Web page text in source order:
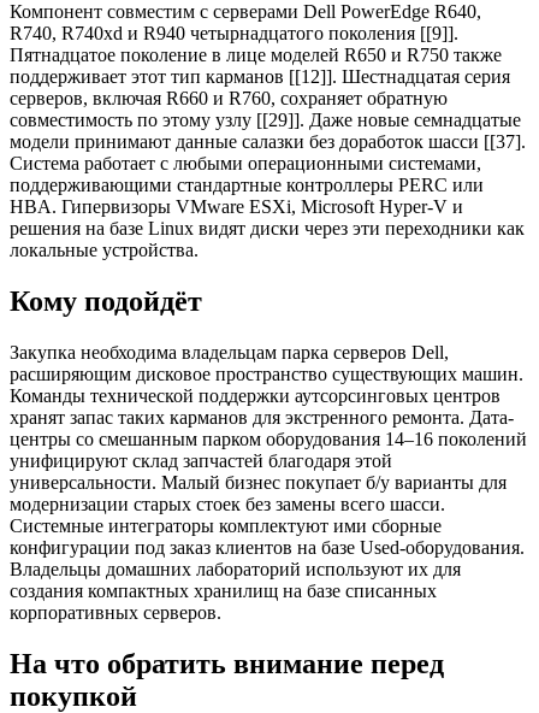
Компонент совместим с серверами Dell PowerEdge R640,
R740, R740xd и R940 четырнадцатого поколения [[9]].
Пятнадцатое поколение в лице моделей R650 и R750 также
поддерживает этот тип карманов [[12]]. Шестнадцатая серия
серверов, включая R660 и R760, сохраняет обратную
совместимость по этому узлу [[29]]. Даже новые семнадцатые
модели принимают данные салазки без доработок шасси [[37].
Система работает с любыми операционными системами,
поддерживающими стандартные контроллеры PERC или
HBA. Гипервизоры VMware ESXi, Microsoft Hyper-V и
решения на базе Linux видят диски через эти переходники как
локальные устройства.
Кому подойдёт
Закупка необходима владельцам парка серверов Dell,
расширяющим дисковое пространство существующих машин.
Команды технической поддержки аутсорсинговых центров
хранят запас таких карманов для экстренного ремонта. Дата-
центры со смешанным парком оборудования 14–16 поколений
унифицируют склад запчастей благодаря этой
универсальности. Малый бизнес покупает б/у варианты для
модернизации старых стоек без замены всего шасси.
Системные интеграторы комплектуют ими сборные
конфигурации под заказ клиентов на базе Used-оборудования.
Владельцы домашних лабораторий используют их для
создания компактных хранилищ на базе списанных
корпоративных серверов.
На что обратить внимание перед
покупкой